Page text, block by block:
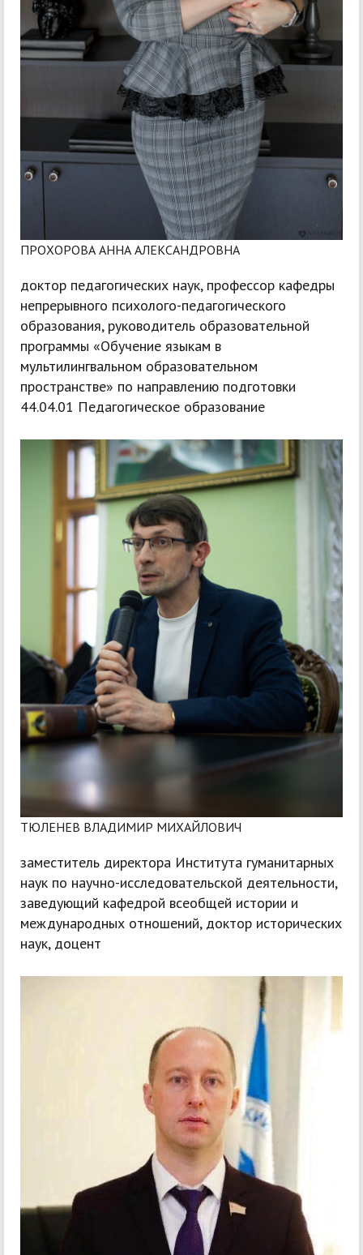
ПРОХОРОВА АННА АЛЕКСАНДРОВНА
доктор педагогических наук, профессор кафедры
непрерывного психолого-педагогического
образования, руководитель образовательной
программы «Обучение языкам в
мультилингвальном образовательном
пространстве» по направлению подготовки
44.04.01 Педагогическое образование
ТЮЛЕНЕВ ВЛАДИМИР МИХАЙЛОВИЧ
заместитель директора Института гуманитарных
наук по научно-исследовательской деятельности,
заведующий кафедрой всеобщей истории и
международных отношений, доктор исторических
наук, доцент